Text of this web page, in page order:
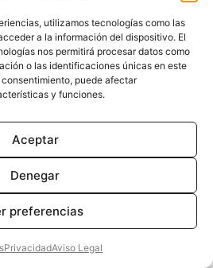
utilizamos tecnologías como las
a la información del dispositivo. El
nos permitirá procesar datos como
o las identificaciones únicas en este
puede afectar
y funciones.
Aceptar
Denegar
preferencias
PrivacidadAviso Legal